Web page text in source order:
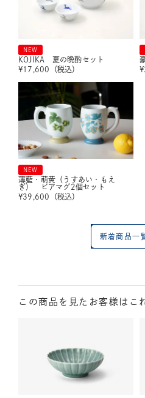
NEW
KOJIKA 夏の晩酌セット
¥17,600 （税込）
¥
NEW
薄藍・萌黄（うすあい・もえ
ぎ） ビアマグ2個セット
¥39,600 （税込）
新着商品一
この商品を見たお客様はこ